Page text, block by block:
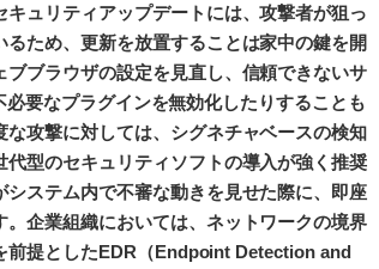
ュリティアップデートには、攻撃者が狙っ
ため、更新を放置することは家中の鍵を開
ブラウザの設定を見直し、信頼できないサ
要なプラグインを無効化したりすることも
攻撃に対しては、シグネチャベースの検知
型のセキュリティソフトの導入が強く推奨
ステム内で不審な動きを見せた際に、即座
企業組織においては、ネットワークの境界
前提としたEDR（Endpoint Detection and